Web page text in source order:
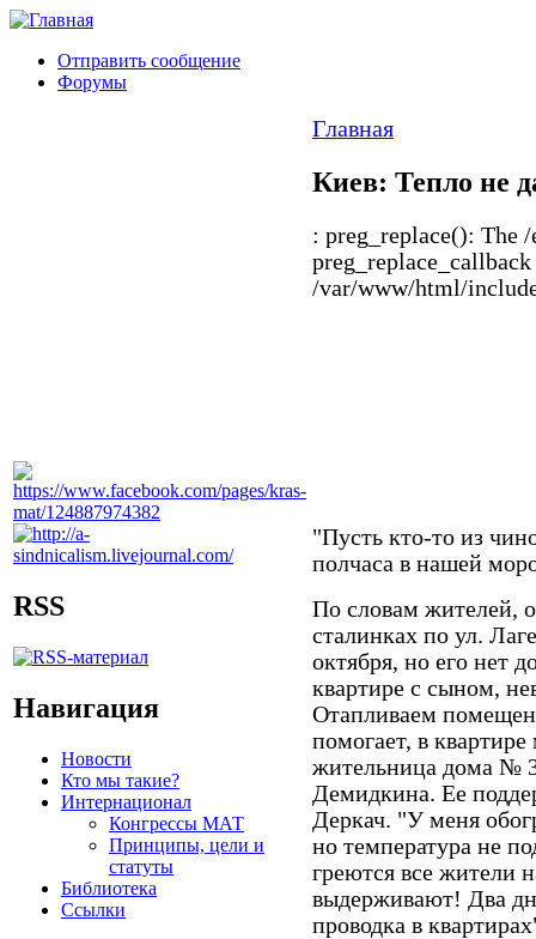
Отправить сообщение
Форумы
RSS
Навигация
Новости
Кто мы такие?
Интернационал
Конгрессы МАТ
Принципы, цели и
статуты
Библиотека
Ссылки
Главная
Киев: Тепло не
: preg_replace(): The
/var/www/html/
"Пусть кто-то из
полчаса в нашей
По словам жителей,
сталинках по ул.
октября, но его нет
квартире с сыном,
Отапливаем
помогает, в
жительница дома №
Демидкина. Ее
Деркач. "У меня
но температура не
греются все жители
выдерживают! Два
проводка в